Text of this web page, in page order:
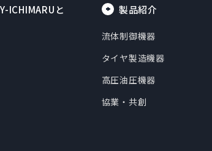
ICHIMARUと
製品紹介
流体制御機器
タイヤ製造機器
高圧油圧機器
協業・共創